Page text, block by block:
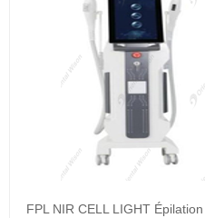
FPL NIR CELL LIGHT